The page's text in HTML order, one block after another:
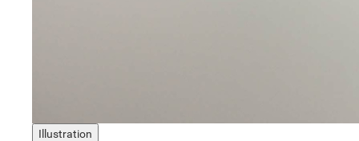
Illustration